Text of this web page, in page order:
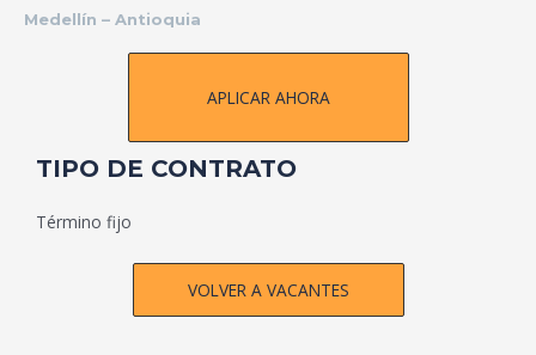
Medellín – Antioquia
APLICAR AHORA
TIPO DE CONTRATO
Término fijo
VOLVER A VACANTES